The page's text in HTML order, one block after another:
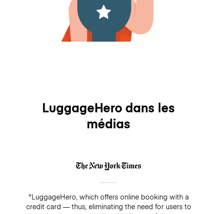
LuggageHero dans les
médias
"LuggageHero, which offers online booking with a
credit card — thus, eliminating the need for users to